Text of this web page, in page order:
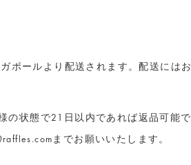
ポールより配送されます。配送には
の状態で21日以内であれば返品可能
までお願いいたします。